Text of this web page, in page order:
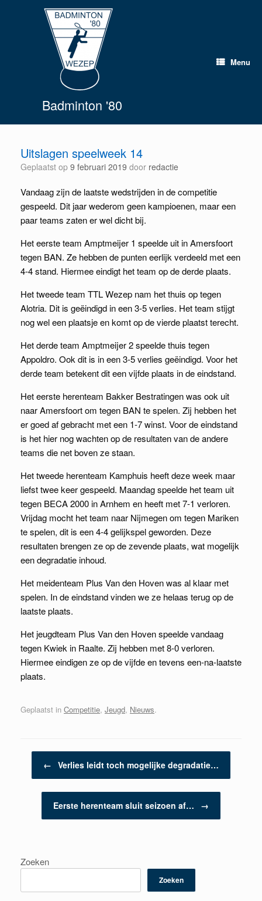
Badminton '80
Menu
Uitslagen speelweek 14
Geplaatst op 9 februari 2019 door redactie
Vandaag zijn de laatste wedstrijden in de competitie
gespeeld. Dit jaar wederom geen kampioenen, maar een
paar teams zaten er wel dicht bij.
Het eerste team Amptmeijer 1 speelde uit in Amersfoort
tegen BAN. Ze hebben de punten eerlijk verdeeld met een
4-4 stand. Hiermee eindigt het team op de derde plaats.
Het tweede team TTL Wezep nam het thuis op tegen
Alotria. Dit is geëindigd in een 3-5 verlies. Het team stijgt
nog wel een plaatsje en komt op de vierde plaatst terecht.
Het derde team Amptmeijer 2 speelde thuis tegen
Appoldro. Ook dit is in een 3-5 verlies geëindigd. Voor het
derde team betekent dit een vijfde plaats in de eindstand.
Het eerste herenteam Bakker Bestratingen was ook uit
naar Amersfoort om tegen BAN te spelen. Zij hebben het
er goed af gebracht met een 1-7 winst. Voor de eindstand
is het hier nog wachten op de resultaten van de andere
teams die net boven ze staan.
Het tweede herenteam Kamphuis heeft deze week maar
liefst twee keer gespeeld. Maandag speelde het team uit
tegen BECA 2000 in Arnhem en heeft met 7-1 verloren.
Vrijdag mocht het team naar Nijmegen om tegen Mariken
te spelen, dit is een 4-4 gelijkspel geworden. Deze
resultaten brengen ze op de zevende plaats, wat mogelijk
een degradatie inhoud.
Het meidenteam Plus Van den Hoven was al klaar met
spelen. In de eindstand vinden we ze helaas terug op de
laatste plaats.
Het jeugdteam Plus Van den Hoven speelde vandaag
tegen Kwiek in Raalte. Zij hebben met 8-0 verloren.
Hiermee eindigen ze op de vijfde en tevens een-na-laatste
plaats.
Geplaatst in Competitie, Jeugd, Nieuws.
Berichtnavigatie
← Verlies leidt toch mogelijke degradatie…
Eerste herenteam sluit seizoen af… →
Zoeken
Zoeken